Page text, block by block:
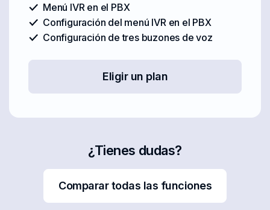
Menú IVR en el PBX
Configuración del menú IVR en el PBX
Configuración de tres buzones de voz
Eligir un plan
¿Tienes dudas?
Comparar todas las funciones